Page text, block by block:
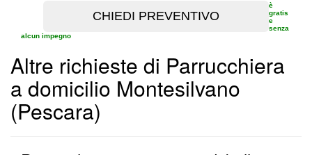
è
gratis
e
senza
alcun impegno
Altre richieste di Parrucchiera
a domicilio Montesilvano
(Pescara)